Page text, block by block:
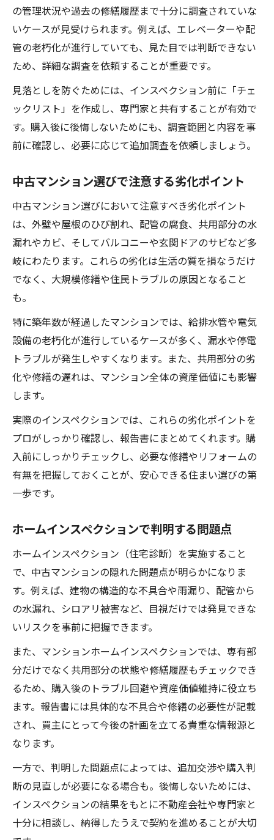
の管理状況や過去の修繕履歴まで十分に調査されていな
いケースが見受けられます。例えば、エレベーターや配
管の老朽化が進行していても、見た目では判断できない
ため、詳細な調査を依頼することが重要です。
見落としを防ぐためには、インスペクション前に「チェ
ックリスト」を作成し、専門家と共有することが有効で
す。購入後に後悔しないためにも、調査範囲と内容を事
前に確認し、必要に応じて追加調査を依頼しましょう。
中古マンション選びで注意する劣化ポイント
中古マンション選びにおいて注意すべき劣化ポイント
は、外壁や屋根のひび割れ、配管の腐食、共用部分の水
漏れやカビ、そしてバルコニーや玄関ドアのサビなど多
岐にわたります。これらの劣化は生活の質を損なうだけ
でなく、大規模修繕や住民トラブルの原因となること
も。
特に築年数が経過したマンションでは、給排水管や電気
設備の老朽化が進行しているケースが多く、漏水や停電
トラブルが発生しやすくなります。また、共用部分の劣
化や修繕の遅れは、マンション全体の資産価値にも影響
します。
実際のインスペクションでは、これらの劣化ポイントを
プロがしっかり確認し、報告書にまとめてくれます。購
入前にしっかりチェックし、必要な修繕やリフォームの
有無を把握しておくことが、安心できる住まい選びの第
一歩です。
ホームインスペクションで判明する問題点
ホームインスペクション（住宅診断）を実施すること
で、中古マンションの隠れた問題点が明らかになりま
す。例えば、建物の構造的な不具合や雨漏り、配管から
の水漏れ、シロアリ被害など、目視だけでは発見できな
いリスクを事前に把握できます。
また、マンションホームインスペクションでは、専有部
分だけでなく共用部分の状態や修繕履歴もチェックでき
るため、購入後のトラブル回避や資産価値維持に役立ち
ます。報告書には具体的な不具合や修繕の必要性が記載
され、買主にとって今後の計画を立てる貴重な情報源と
なります。
一方で、判明した問題点によっては、追加交渉や購入判
断の見直しが必要になる場合も。後悔しないためには、
インスペクションの結果をもとに不動産会社や専門家と
十分に相談し、納得したうえで契約を進めることが大切